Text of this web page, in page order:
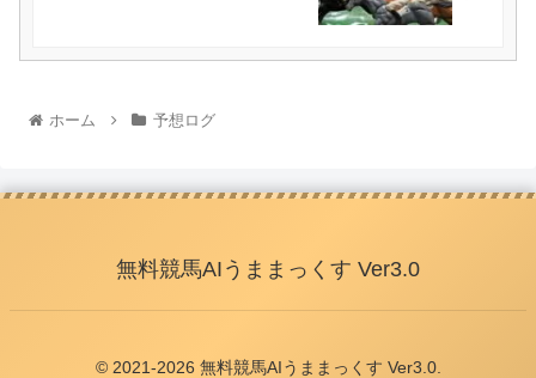
ホーム 予想ログ
無料競馬AIうままっくす Ver3.0
© 2021-2026 無料競馬AIうままっくす Ver3.0.